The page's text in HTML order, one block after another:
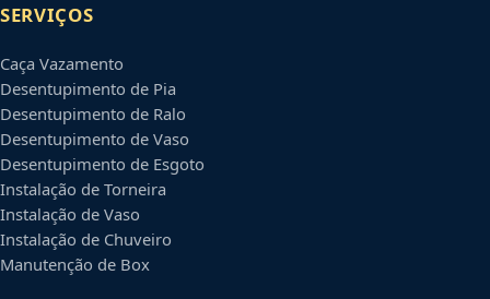
SERVIÇOS
Caça Vazamento
Desentupimento de Pia
Desentupimento de Ralo
Desentupimento de Vaso
Desentupimento de Esgoto
Instalação de Torneira
Instalação de Vaso
Instalação de Chuveiro
Manutenção de Box